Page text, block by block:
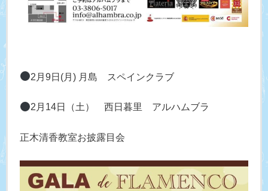
2月9日(月) 月島 スペインクラブ
2月14日（土） 西日暮里 アルハムブラ
正木清香教室お披露目会